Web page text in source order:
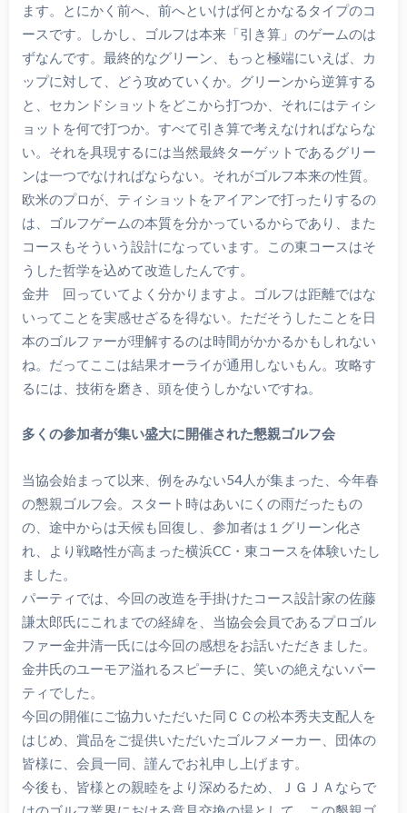
ます。とにかく前へ、前へといけば何とかなるタイプのコ
ースです。しかし、ゴルフは本来「引き算」のゲームのは
ずなんです。最終的なグリーン、もっと極端にいえば、カ
ップに対して、どう攻めていくか。グリーンから逆算する
と、セカンドショットをどこから打つか、それにはティシ
ョットを何で打つか。すべて引き算で考えなければならな
い。それを具現するには当然最終ターゲットであるグリー
ンは一つでなければならない。それがゴルフ本来の性質。
欧米のプロが、ティショットをアイアンで打ったりするの
は、ゴルフゲームの本質を分かっているからであり、また
コースもそういう設計になっています。この東コースはそ
うした哲学を込めて改造したんです。
金井 回っていてよく分かりますよ。ゴルフは距離ではな
いってことを実感せざるを得ない。ただそうしたことを日
本のゴルファーが理解するのは時間がかかるかもしれない
ね。だってここは結果オーライが通用しないもん。攻略す
るには、技術を磨き、頭を使うしかないですね。
多くの参加者が集い盛大に開催された懇親ゴルフ会
当協会始まって以来、例をみない54人が集まった、今年春
の懇親ゴルフ会。スタート時はあいにくの雨だったもの
の、途中からは天候も回復し、参加者は１グリーン化さ
れ、より戦略性が高まった横浜CC・東コースを体験いたし
ました。
パーティでは、今回の改造を手掛けたコース設計家の佐藤
謙太郎氏にこれまでの経緯を、当協会会員であるプロゴル
ファー金井清一氏には今回の感想をお話いただきました。
金井氏のユーモア溢れるスピーチに、笑いの絶えないパー
ティでした。
今回の開催にご協力いただいた同ＣＣの松本秀夫支配人を
はじめ、賞品をご提供いただいたゴルフメーカー、団体の
皆様に、会員一同、謹んでお礼申し上げます。
今後も、皆様との親睦をより深めるため、ＪＧＪＡならで